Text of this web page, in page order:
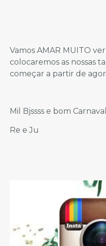
Vamos AMAR MUITO
colocaremos as nossas
começar a partir de
Mil Bjssss e bom
Re e Ju